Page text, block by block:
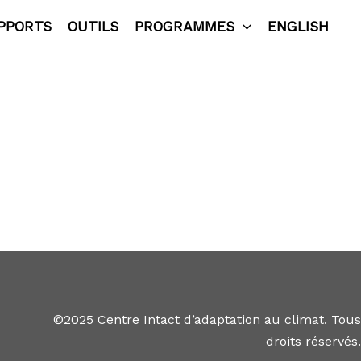
OUTILS PROGRAMMES ENGLISH
©2025 Centre Intact d’adaptation au climat. Tous
droits réservés.